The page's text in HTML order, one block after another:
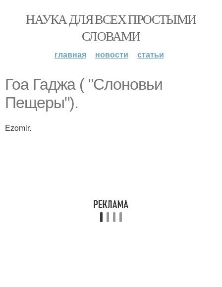
НАУКА ДЛЯ ВСЕХ ПРОСТЫМИ
СЛОВАМИ
главная новости статьи
Гоа Гаджа ( "Слоновьи
Пещеры").
Ezomir.